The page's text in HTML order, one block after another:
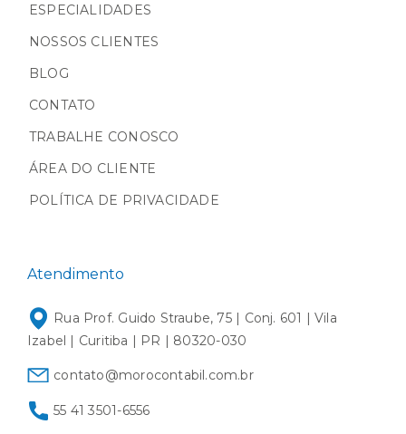
ESPECIALIDADES
NOSSOS CLIENTES
BLOG
CONTATO
TRABALHE CONOSCO
ÁREA DO CLIENTE
POLÍTICA DE PRIVACIDADE
Atendimento
Rua Prof. Guido Straube, 75 | Conj. 601 | Vila
Izabel | Curitiba | PR | 80320-030
contato@morocontabil.com.br
55 41 3501-6556